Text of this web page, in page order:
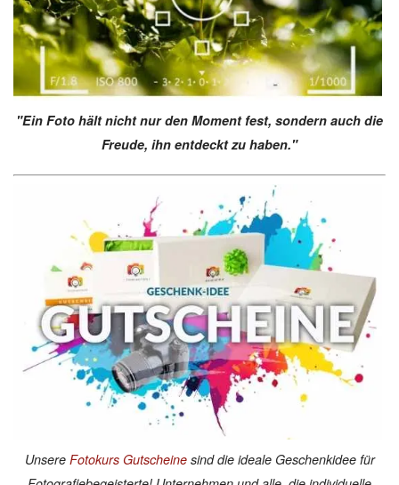
"Ein Foto hält nicht nur den Moment fest, sondern auch die
Freude, ihn entdeckt zu haben."
Unsere Fotokurs Gutscheinesind die ideale Geschenkidee für